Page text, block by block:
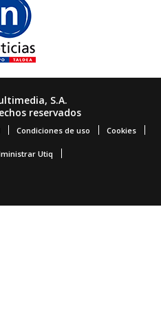
S.A.
reservados
Condiciones de uso Cookies
Utiq